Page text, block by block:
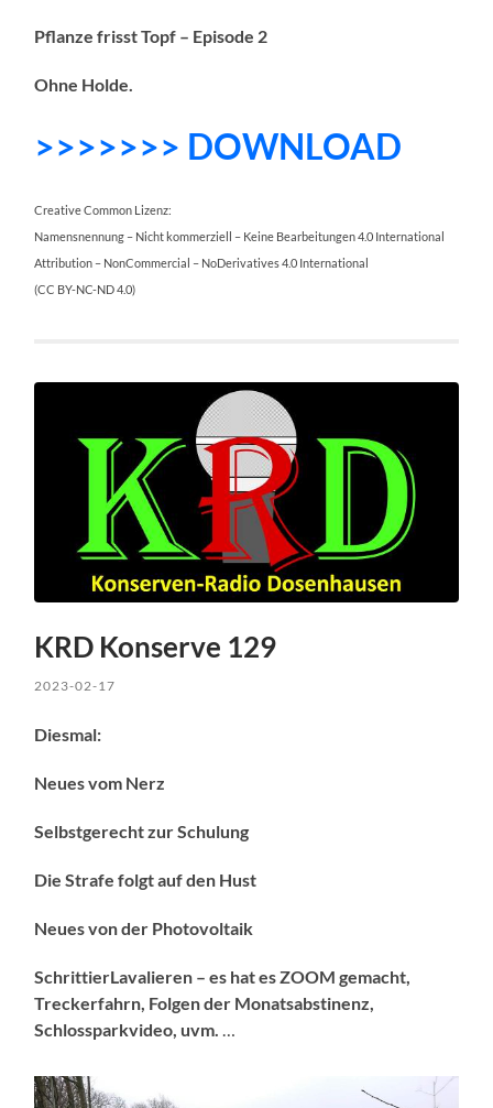
Pflanze frisst Topf – Episode 2
Ohne Holde.
>>>>>>> DOWNLOAD
Creative Common Lizenz:
Namensnennung – Nicht kommerziell – Keine Bearbeitungen 4.0 International
Attribution – NonCommercial – NoDerivatives 4.0 International
(CC BY-NC-ND 4.0)
KRD Konserve 129
2023-02-17
Diesmal:
Neues vom Nerz
Selbstgerecht zur Schulung
Die Strafe folgt auf den Hust
Neues von der Photovoltaik
SchrittierLavalieren – es hat es ZOOM gemacht,
Treckerfahrn, Folgen der Monatsabstinenz,
Schlossparkvideo, uvm.